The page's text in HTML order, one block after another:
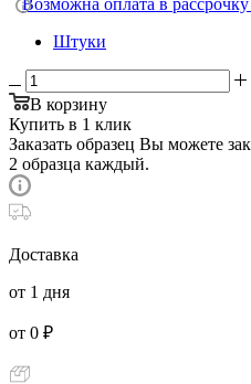
Штуки
В корзину
Купить в 1 клик
Заказать образец Вы можете
2 образца каждый.
Доставка
от 1 дня
от 0 ₽